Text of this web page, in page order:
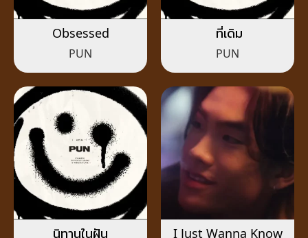
Obsessed
PUN
ที่เดิม
PUN
นิทานในฝัน I Just Wanna Know